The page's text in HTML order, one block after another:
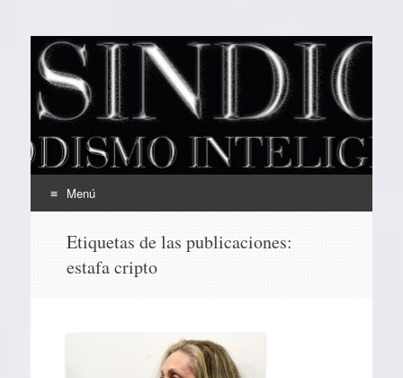
EL SINDICAL
Periodismo Inteligente
Menú
contenido
Etiquetas de las publicaciones:
estafa cripto